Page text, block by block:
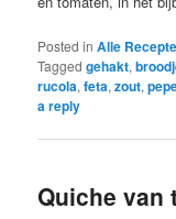
Posted in Alle
Tagged gehakt,
rucola,feta,zout,
a reply
Quiche van